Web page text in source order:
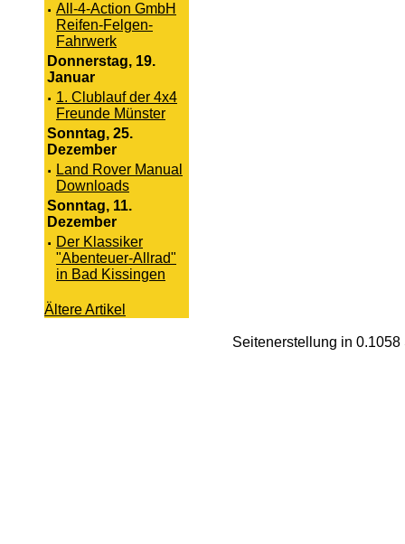
· All-4-Action GmbH
Reifen-Felgen-
Fahrwerk
Donnerstag, 19.
Januar
· 1. Clublauf der 4x4
Freunde Münster
Sonntag, 25.
Dezember
· Land Rover Manual
Downloads
Sonntag, 11.
Dezember
· Der Klassiker
"Abenteuer-Allrad"
in Bad Kissingen
Ältere Artikel
Seitenerstellung in